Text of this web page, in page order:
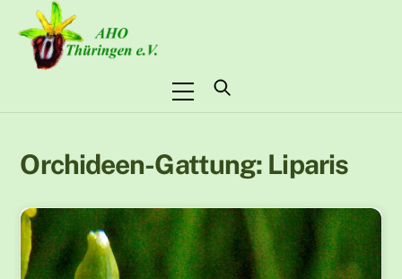
content
Menu
Orchideen-Gattung: Liparis